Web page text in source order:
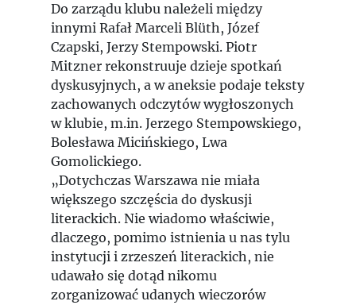
Do zarządu klubu należeli między
innymi Rafał Marceli Blüth, Józef
Czapski, Jerzy Stempowski. Piotr
Mitzner rekonstruuje dzieje spotkań
dyskusyjnych, a w aneksie podaje teksty
zachowanych odczytów wygłoszonych
w klubie, m.in. Jerzego Stempowskiego,
Bolesława Micińskiego, Lwa
Gomolickiego.
„Dotychczas Warszawa nie miała
większego szczęścia do dyskusji
literackich. Nie wiadomo właściwie,
dlaczego, pomimo istnienia u nas tylu
instytucji i zrzeszeń literackich, nie
udawało się dotąd nikomu
zorganizować udanych wieczorów